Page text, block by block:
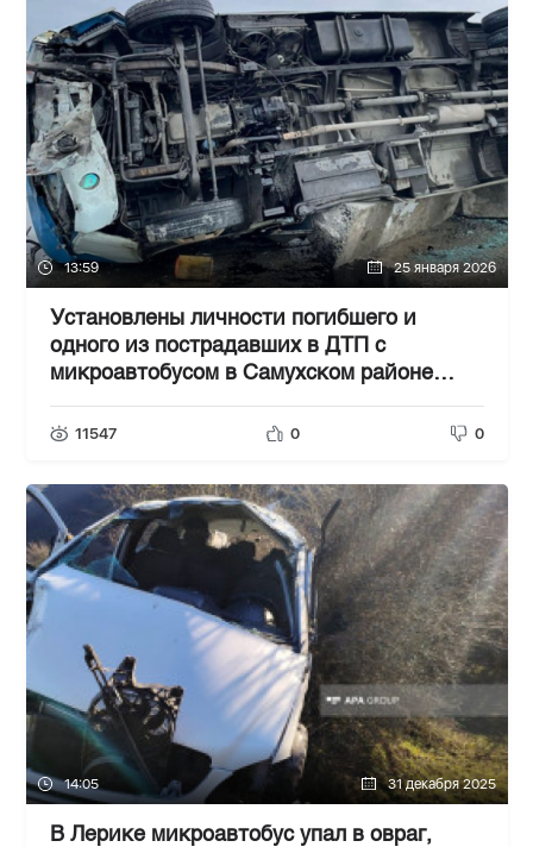
13:59 25 января 2026
Установлены личности погибшего и
одного из пострадавших в ДТП с
микроавтобусом в Самухском районе
-ОБНОВЛЕНО-4-ФОТО
11547 0 0
14:05 31 декабря 2025
В Лерике микроавтобус упал в овраг,